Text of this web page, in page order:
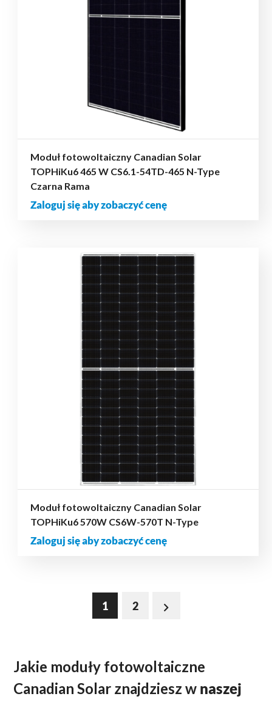
Moduł fotowoltaiczny Canadian Solar
TOPHiKu6 465 W CS6.1-54TD-465 N-Type
Czarna Rama
Zaloguj się aby zobaczyć cenę
Moduł fotowoltaiczny Canadian Solar
TOPHiKu6 570W CS6W-570T N-Type
Zaloguj się aby zobaczyć cenę
1 2
Jakie moduły fotowoltaiczne
Canadian Solar znajdziesz w naszej